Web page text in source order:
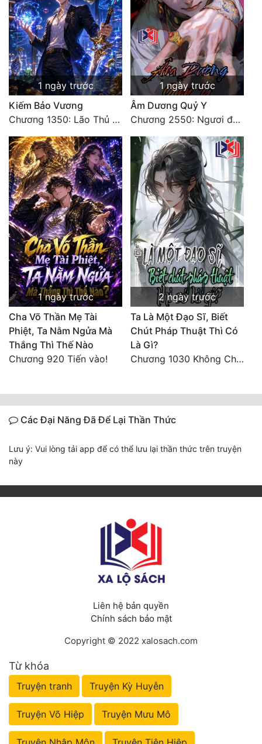
1 ngày trước
Kiếm Bảo Vương
Chương 1350: Lão Thủ (4/5)
1 ngày trước
Âm Dương Quỷ Y
Chương 2550: Ngươi đoán xem
1 ngày trước
Cha Võ Thần Mẹ Tài
Phiệt, Ta Nằm Ngửa Mà
Thắng Thì Thế Nào
Chương 920 Tiến vào!
2 ngày trước
Ta Là Một Đạo Sĩ, Biết
Chút Pháp Thuật Thì Có
Là Gì?
Chương 1030 Không Chi Hoàng Nguyên Đại Hư
Các Đại Năng Đã Để Lại Thần Thức
Lưu ý: Vui lòng tải app để có thể lưu lại thần thức trên truyện
này
Liên hệ bản quyền
Chính sách bảo mật
Copyright © 2022 xalosach.com
Từ khóa
Truyện tranh Truyện Kỳ Huyễn
Truyện Võ Hiệp Truyện Mưu Mô